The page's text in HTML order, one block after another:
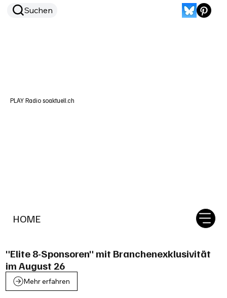
HOME
Suchen
PLAY Radio soaktuell.ch
"Elite 8-Sponsoren" mit Branchenexklusivität
im August 26
Mehr erfahren